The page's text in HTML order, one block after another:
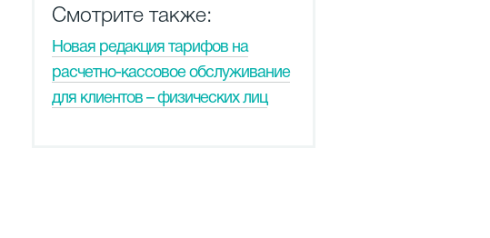
Смотрите также:
Новая редакция тарифов на
расчетно-кассовое обслуживание
для клиентов – физических лиц